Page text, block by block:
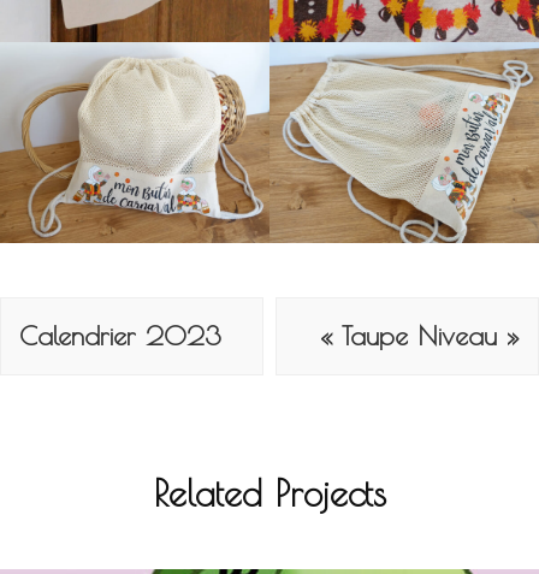
deCalendrier 2023 « Taupe Niveau »
Related Projects